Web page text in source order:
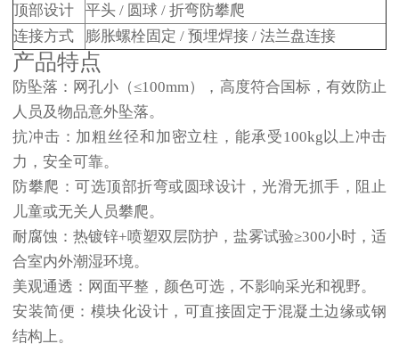
顶部设计
平头 / 圆球 / 折弯防攀爬
连接方式
膨胀螺栓固定 / 预埋焊接 / 法兰盘连接
产品特点
防坠落： 网孔小（≤100mm），高度符合国标，有效防止
人员及物品意外坠落。
抗冲击： 加粗丝径和加密立柱，能承受100kg以上冲击
力，安全可靠。
防攀爬：可选顶部折弯或圆球设计，光滑无抓手，阻止
儿童或无关人员攀爬。
耐腐蚀： 热镀锌+喷塑双层防护，盐雾试验≥300小时，适
合室内外潮湿环境。
美观通透： 网面平整，颜色可选，不影响采光和视野。
安装简便： 模块化设计，可直接固定于混凝土边缘或钢
结构上。